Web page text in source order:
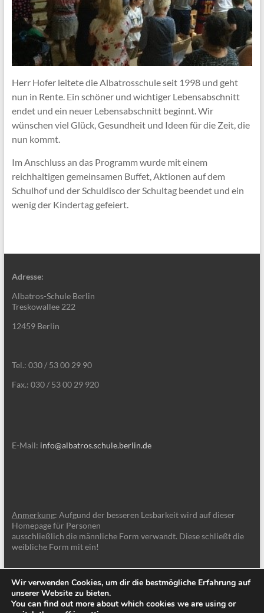
Herr Hofer leitete die Albatrosschule seit 1998 und geht
nun in Rente. Ein schöner und wichtiger Lebensabschnitt
endet und ein neuer Lebensabschnitt beginnt. Wir
wünschen viel Glück, Gesundheit und Ideen für die Zeit, die
nun kommt.
Im Anschluss an das Programm wurde mit einem
reichhaltigen gemeinsamen Buffet, Aktionen auf dem
Schulhof und der Schuldisco der Schultag beendet und ein
wenig der Kindertag gefeiert.
Adresse:
Albatros-Schule Berlin
Treskowallee 222
12459 Berlin
Tel.: 030 / 53 00 29 90
Fax.: 030 / 53 00 29 920
E-Mail: info@albatros.schule.berlin.de
Anmerkung: Aufgund der besseren Lesbarkeit wird auf dieser
Homepage für Personen
ausschließlich die männliche Form verwandt. Diese schließt die
weibliche Form mit ein!
Wir verwenden Cookies, um dir die bestmögliche Erfahrung auf
unserer Website zu bieten.
You can find out more about which cookies we are using or